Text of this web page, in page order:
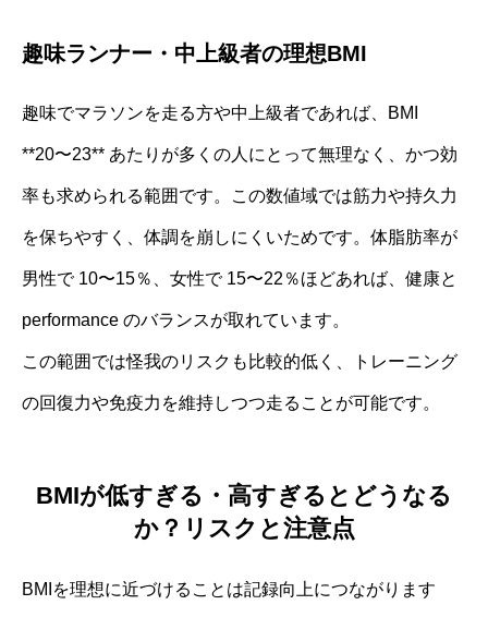
趣味ランナー・中上級者の理想BMI
趣味でマラソンを走る方や中上級者であれば、BMI
**20〜23** あたりが多くの人にとって無理なく、かつ効
率も求められる範囲です。この数値域では筋力や持久力
を保ちやすく、体調を崩しにくいためです。体脂肪率が
男性で 10〜15％、女性で 15〜22％ほどあれば、健康と
performance のバランスが取れています。
この範囲では怪我のリスクも比較的低く、トレーニング
の回復力や免疫力を維持しつつ走ることが可能です。
BMIが低すぎる・高すぎるとどうなる
か？リスクと注意点
BMIを理想に近づけることは記録向上につながります